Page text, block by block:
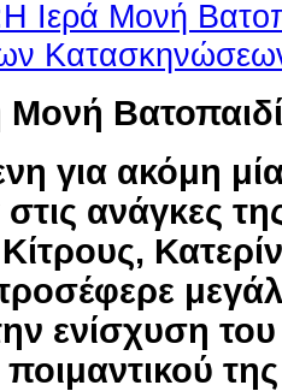
Μονή
για ακόμη
ανάγκες
ενίσχυση
ποιμαντικού